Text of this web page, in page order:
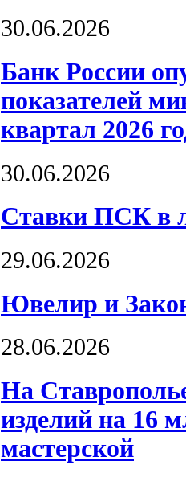
30.06.2026
Банк России
показателей
квартал 2026
30.06.2026
Ставки ПСК в
29.06.2026
Ювелир и
28.06.2026
На
изделий на 16
мастерской